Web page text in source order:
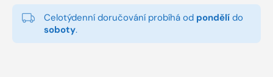
Celotýdenní doručování probíhá od pondělí do
soboty.